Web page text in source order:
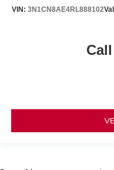
VIN: 3N1CN8AE4RL888102